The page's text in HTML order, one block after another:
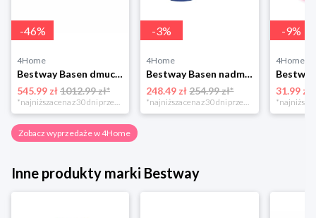
-46%
4Home
Bestway Basen dmuchany Fast Set, śr. 457 cm, wys. 84 cm
545.99 zł1012.99 zł*
*najniższa cena z 30 dni przed obniżką
-3%
4Home
Bestway Basen nadmuchiwany 3D świat morski, 262 x 175 x 51 cm
248.49 zł 254.99 zł*
*najniższa cena z 30 dni przed obniżką
-9%
4Home
31.99 zł
Zobacz wyprzedaże w 4Home
Inne produkty marki Bestway